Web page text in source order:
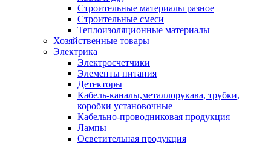
Строительные материалы разное
Строительные смеси
Теплоизоляционные материалы
Хозяйственные товары
Электрика
Электросчетчики
Элементы питания
Детекторы
Кабель-каналы,металлорукава, трубки,
коробки установочные
Кабельно-проводниковая продукция
Лампы
Осветительная продукция